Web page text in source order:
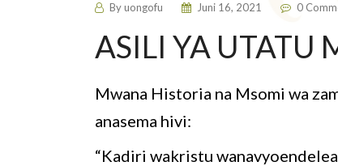
Byuongofu Juni 16, 2021 0
ASILI YA UTATU
Mwana Historia na Msomi wa
anasema hivi:
“Kadiri wakristu